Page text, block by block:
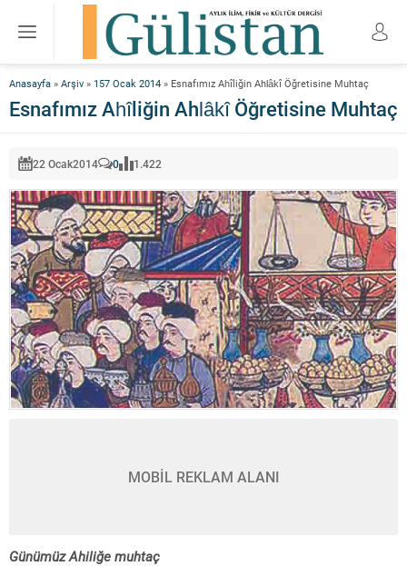
Anasayfa » Arşiv » 157 Ocak 2014 » Esnafımız Ahîliğin Ahlâkî Öğretisine Muhtaç
Esnafımız Ahîliğin Ahlâkî Öğretisine Muhtaç
22 Ocak2014 0 1.422
MOBİL REKLAM ALANI
Günümüz Ahiliğe muhtaç